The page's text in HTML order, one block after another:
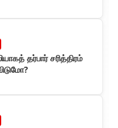
தர்பார் சரித்திரம்